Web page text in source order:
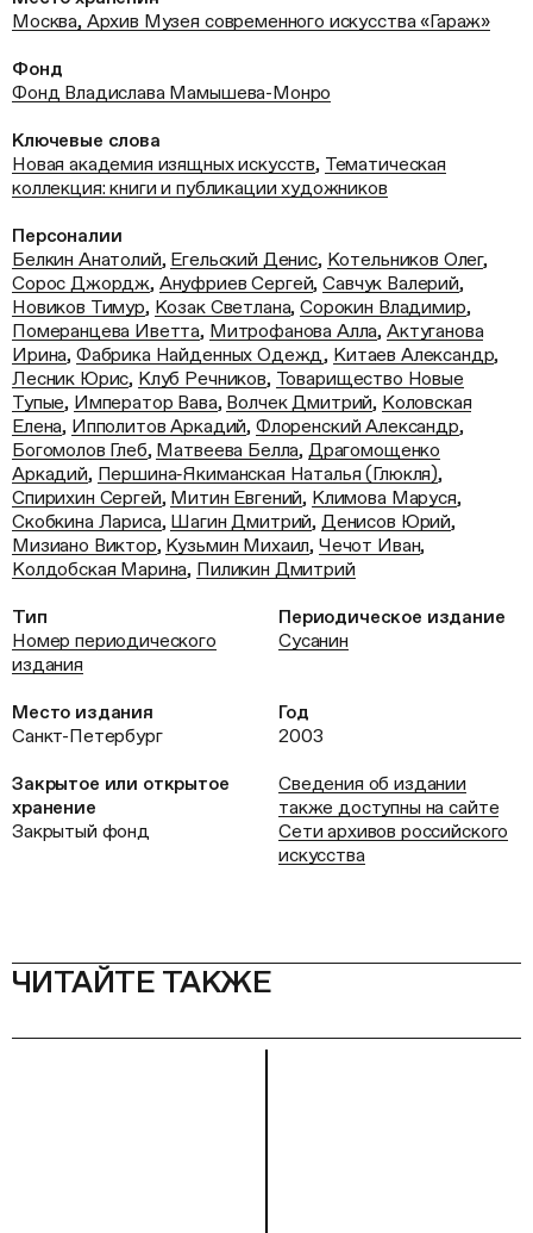
Москва, Архив Музея современного искусства «Гараж»
Фонд
Фонд Владислава Мамышева-Монро
Ключевые слова
Новая академия изящных искусств, Тематическая
коллекция: книги и публикации художников
Персоналии
Белкин Анатолий, Егельский Денис, Котельников Олег,
Сорос Джордж, Ануфриев Сергей,Савчук Валерий,
Новиков Тимур, Козак Светлана,Сорокин Владимир,
Померанцева Иветта, Митрофанова Алла,Актуганова
Ирина, Фабрика Найденных Одежд, Китаев Александр,
Лесник Юрис, Клуб Речников, Товарищество Новые
Тупые, Император Вава, Волчек Дмитрий, Коловская
Елена, Ипполитов Аркадий, Флоренский Александр,
Богомолов Глеб, Матвеева Белла, Драгомощенко
Аркадий, Першина‑Якиманская Наталья (Глюкля),
Спирихин Сергей, Митин Евгений, Климова Маруся,
Скобкина Лариса, Шагин Дмитрий, Денисов Юрий,
Мизиано Виктор, Кузьмин Михаил, Чечот Иван,
Колдобская Марина, Пиликин Дмитрий
Тип
Номер периодического
издания
Периодическое издание
Сусанин
Место издания
Санкт-Петербург
Год
2003
Закрытое или открытое
хранение
Закрытый фонд
Сведения об издании
также доступны на сайте
Сети архивов российского
искусства
ЧИТАЙТЕ ТАКЖЕ